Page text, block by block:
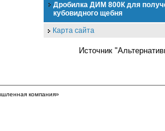
Дробилка ДИМ 800К для
кубовидного щебня
Карта сайта
Источник
компания»